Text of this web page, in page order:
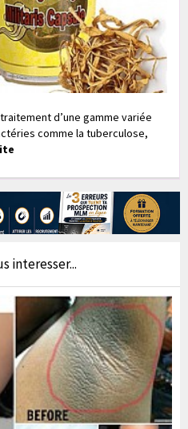
d’une gamme variée
comme la tuberculose,
interesser...